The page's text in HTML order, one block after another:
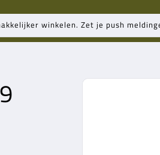
winkelen. Zet je push